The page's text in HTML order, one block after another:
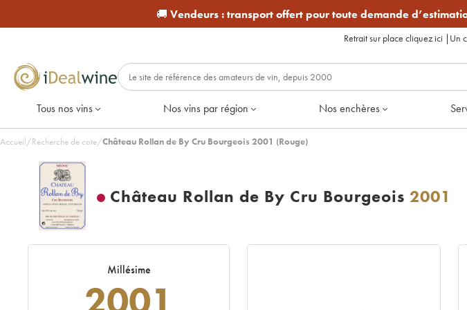
🚚 Vendeurs :transport offert pour toute demande
Retrait sur place cliquez ici | Un
Tous nos vins Nos vins par région Nos enchères
Accueil/Recherche de cote/Château Rollan de By Cru Bourgeois 2001 (Rouge)
Château Rollan de By Cru Bourgeois 2001
Millésime